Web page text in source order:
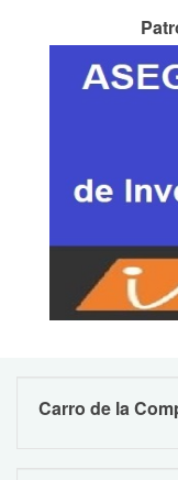
Carro de la